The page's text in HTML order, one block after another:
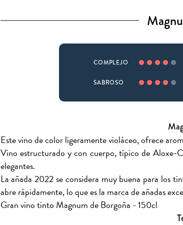
COMPLEJO
SABROSO
Este vino de color ligeramente violáceo, ofrece
Vino estructurado y con cuerpo, típico de Aloxe-
elegantes.
La añada 2022 se considera muy buena para los
abre rápidamente, lo que es la marca de añadas
Gran vino tinto Magnum de Borgoña - 150cl